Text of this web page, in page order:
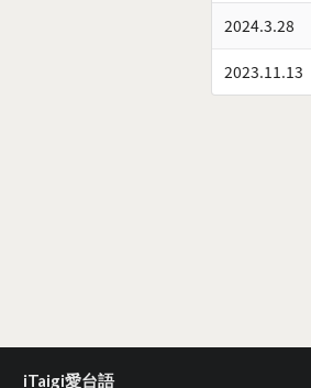
2024.3.28
2023.11.13
iTaigi愛台語